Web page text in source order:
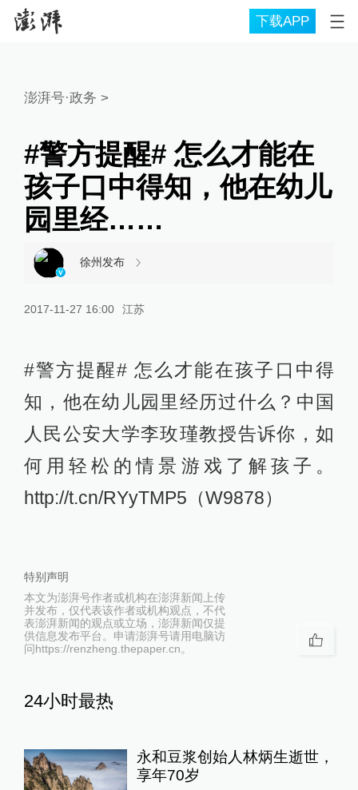
下载APP
澎湃号·政务 >
#警方提醒# 怎么才能在
孩子口中得知，他在幼儿
园里经……
徐州发布
2017-11-27 16:00 江苏
#警方提醒# 怎么才能在孩子口中得
知，他在幼儿园里经历过什么？中国
人民公安大学李玫瑾教授告诉你，如
何用轻松的情景游戏了解孩子。
http://t.cn/RYyTMP5（W9878）
特别声明
本文为澎湃号作者或机构在澎湃新闻上传
并发布，仅代表该作者或机构观点，不代
表澎湃新闻的观点或立场，澎湃新闻仅提
供信息发布平台。申请澎湃号请用电脑访
问https://renzheng.thepaper.cn。
24小时最热
永和豆浆创始人林炳生逝世，
享年70岁